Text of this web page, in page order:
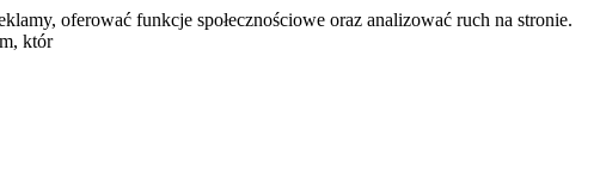
oferować funkcje społecznościowe oraz analizować ruch na stronie.
któr